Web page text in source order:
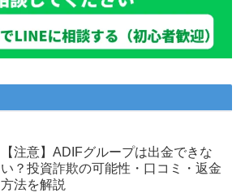
【注意】ADIFグループは出金できな
い？投資詐欺の可能性・口コミ・返金
方法を解説